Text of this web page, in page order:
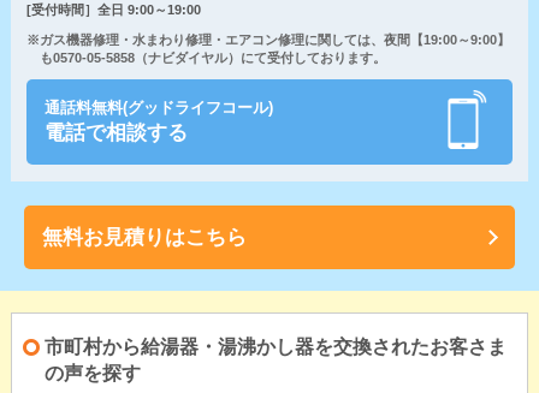
[受付時間］全日 9:00～19:00
※ガス機器修理・水まわり修理・エアコン修理に関しては、夜間【19:00～9:00】
も0570-05-5858（ナビダイヤル）にて受付しております。
通話料無料(グッドライフコール)
電話で相談する
無料お見積りはこちら
市町村から給湯器・湯沸かし器を交換されたお客さま
の声を探す